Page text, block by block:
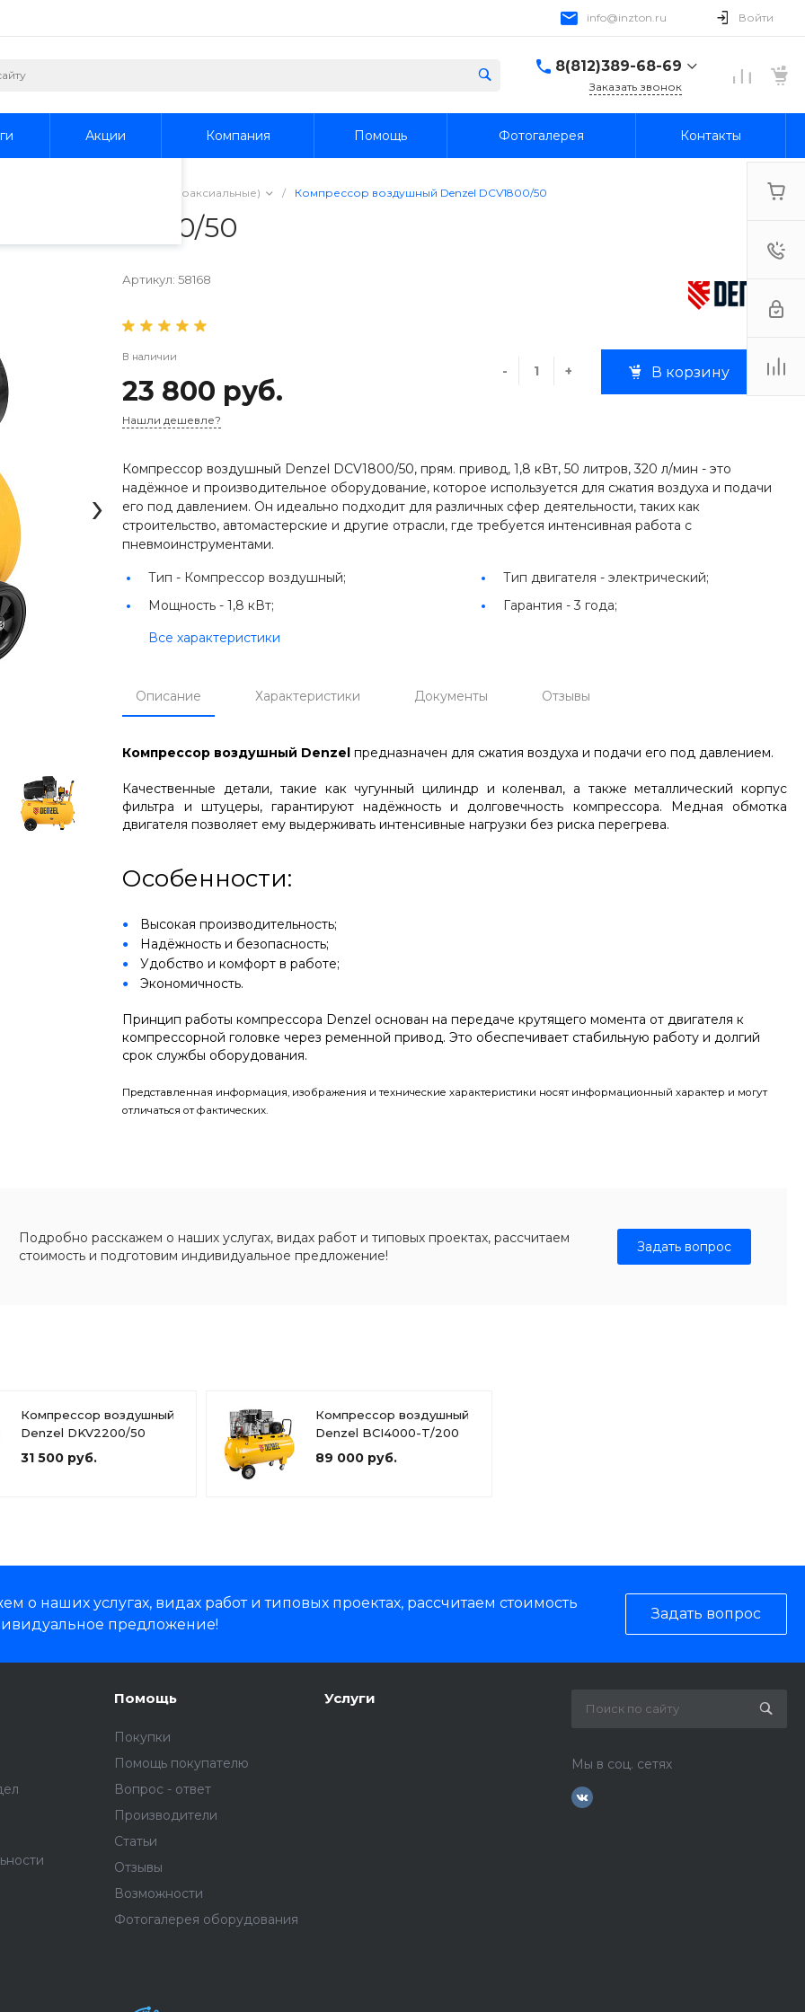
и
использования.
.
info@inzton.ru Войти
8(812)389-68-69
г. Санкт-Петербург,
Заказать звонок
Акции Компания Помощь Фотогалерея Контакты
Прямой привод (коаксиальные) / Компрессор воздушный Denzel DCV1800/50
DCV1800/50
›
Артикул:58168
В наличии
23 800 руб.
- + В корзину
Нашли дешевле?
Компрессор воздушный Denzel DCV1800/50, прям. привод, 1,8 кВт, 50 литров, 320 л/мин - это
надёжное и производительное оборудование, которое используется для сжатия воздуха и подачи
его под давлением. Он идеально подходит для различных сфер деятельности, таких как
строительство, автомастерские и другие отрасли, где требуется интенсивная работа с
пневмоинструментами.
Тип - Компрессор воздушный; Тип двигателя -электрический;
Мощность -1,8 кВт; Гарантия -3 года;
Все характеристики
Описание Характеристики Документы Отзывы
Компрессор воздушный Denzel предназначен для сжатия воздуха и подачи его под давлением.
Качественные детали, такие как чугунный цилиндр и коленвал, а также металлический корпус
фильтра и штуцеры, гарантируют надёжность и долговечность компрессора. Медная обмотка
двигателя позволяет ему выдерживать интенсивные нагрузки без риска перегрева.
Особенности:
Высокая производительность;
Надёжность и безопасность;
Удобство и комфорт в работе;
Экономичность.
Принцип работы компрессора Denzel основан на передаче крутящего момента от двигателя к
компрессорной головке через ременной привод. Это обеспечивает стабильную работу и долгий
срок службы оборудования.
Представленная информация, изображения и технические характеристики носят информационный характер и могут
отличаться от фактических.
Подробно расскажем о наших услугах, видах работ и типовых проектах, рассчитаем
стоимость и подготовим индивидуальное предложение!
Задать вопрос
Компрессор воздушный
Denzel DKV2200/50
31 500 руб.
Компрессор воздушный
Denzel BCI4000-T/200
89 000 руб.
о наших услугах, видах работ и типовых проектах, рассчитаем стоимость
предложение!
Задать вопрос
Помощь
Покупки
Помощь покупателю
Вопрос - ответ
Производители
Статьи
Отзывы
Возможности
Фотогалерея оборудования
Услуги
Мы в соц. сетях